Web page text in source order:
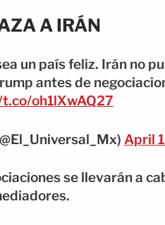
A IRÁN
un país feliz. Irán no
antes de
oh1lXwAQ27
April
se llevarán a